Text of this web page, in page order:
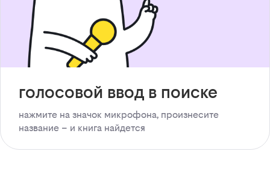
голосовой ввод в поиске
нажмите на значок микрофона, произнесите
название – и книга найдется